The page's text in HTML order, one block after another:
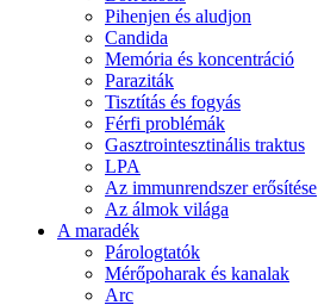
Pihenjen és aludjon
Candida
Memória és koncentráció
Paraziták
Tisztítás és fogyás
Férfi problémák
Gasztrointesztinális traktus
LPA
Az immunrendszer erősítése
Az álmok világa
A maradék
Párologtatók
Mérőpoharak és kanalak
Arc